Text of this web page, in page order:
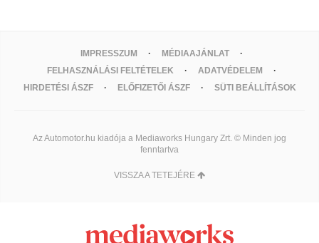
IMPRESSZUM
MÉDIAAJÁNLAT
FELHASZNÁLÁSI FELTÉTELEK
ADATVÉDELEM
HIRDETÉSI ÁSZF
ELŐFIZETŐI ÁSZF SÜTI BEÁLLÍTÁSOK
Az Automotor.hu kiadója a Mediaworks Hungary Zrt. © Minden jog
fenntartva
VISSZA A TETEJÉRE